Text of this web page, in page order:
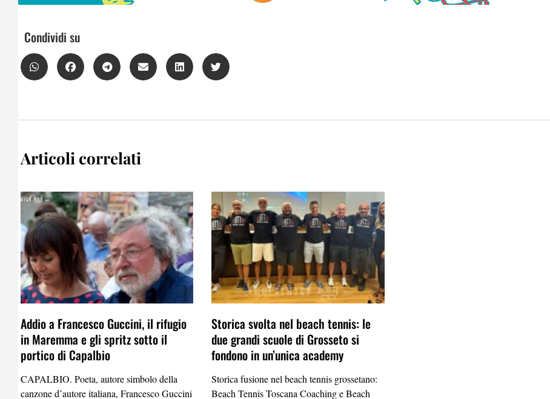
Condividi su
Articoli correlati
Addio a Francesco Guccini, il rifugio
in Maremma e gli spritz sotto il
portico di Capalbio
CAPALBIO. Poeta, autore simbolo della
canzone d’autore italiana, Francesco Guccini
Storica svolta nel beach tennis: le
due grandi scuole di Grosseto si
fondono in un’unica academy
Storica fusione nel beach tennis grossetano:
Beach Tennis Toscana Coaching e Beach